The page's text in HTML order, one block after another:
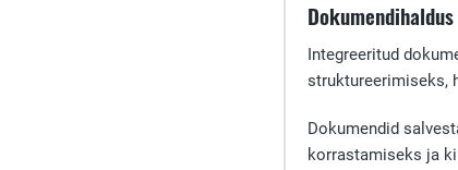
Integreeritud
struktureerimiseks,
Dokumendid
korrastamiseks ja